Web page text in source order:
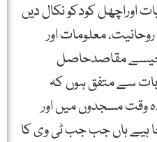
اوراچھل کودکو نکال دیں
معلومات اور
جیسے مقاصدحاصل
سے متفق ہوں کہ
وقت مسجدوں میں اور
چا ہیے ہاں جب جب ٹی وی کا